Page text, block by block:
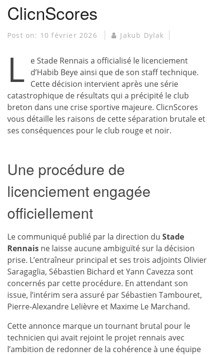
ClicnScores
Post on: 10 février 2026 Jakub Dylak
L
e Stade Rennais a officialisé le licenciement
d’Habib Beye ainsi que de son staff technique.
Cette décision intervient après une série
catastrophique de résultats qui a précipité le club
breton dans une crise sportive majeure. ClicnScores
vous détaille les raisons de cette séparation brutale et
ses conséquences pour le club rouge et noir.
Une procédure de
licenciement engagée
officiellement
Le communiqué publié par la direction du Stade
Rennais ne laisse aucune ambiguïté sur la décision
prise. L’entraîneur principal et ses trois adjoints Olivier
Saragaglia, Sébastien Bichard et Yann Cavezza sont
concernés par cette procédure. En attendant son
issue, l’intérim sera assuré par Sébastien Tambouret,
Pierre-Alexandre Lelièvre et Maxime Le Marchand.
Cette annonce marque un tournant brutal pour le
technicien qui avait rejoint le projet rennais avec
l’ambition de redonner de la cohérence à une équipe